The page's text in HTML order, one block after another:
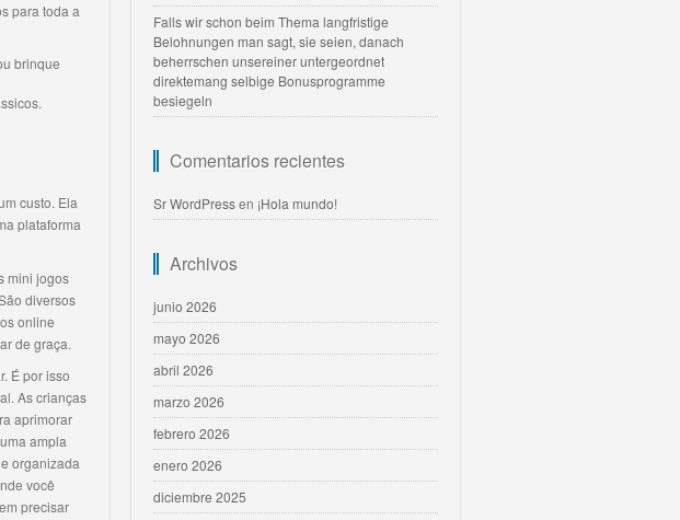
para toda a
brinque
custo. Ela
plataforma
mini jogos
diversos
online
de graça.
É por isso
As crianças
aprimorar
ampla
organizada
você
precisar
Falls wir schon beim Thema langfristige
Belohnungen man sagt, sie seien, danach
beherrschen unsereiner untergeordnet
direktemang selbige Bonusprogramme
besiegeln
Comentarios recientes
Sr WordPressen ¡Hola mundo!
Archivos
junio 2026
mayo 2026
abril 2026
marzo 2026
febrero 2026
enero 2026
diciembre 2025